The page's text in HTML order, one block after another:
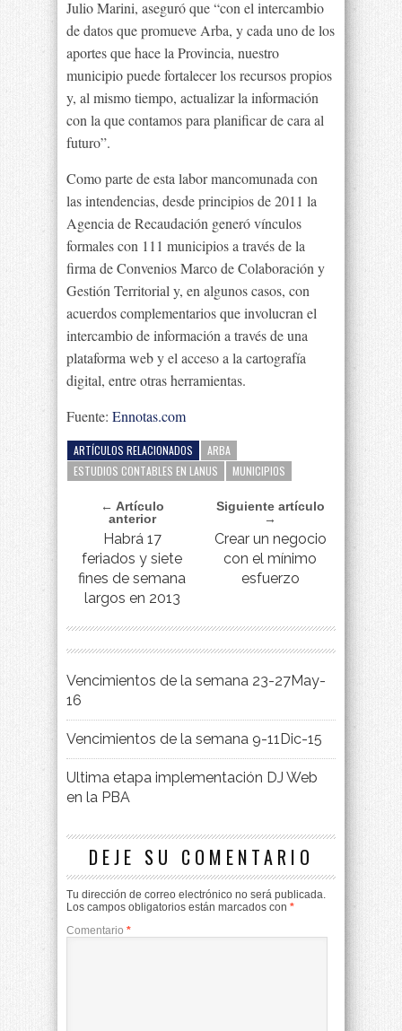
Julio Marini, aseguró que “con el intercambio
de datos que promueve Arba, y cada uno de los
aportes que hace la Provincia, nuestro
municipio puede fortalecer los recursos propios
y, al mismo tiempo, actualizar la información
con la que contamos para planificar de cara al
futuro”.
Como parte de esta labor mancomunada con
las intendencias, desde principios de 2011 la
Agencia de Recaudación generó vínculos
formales con 111 municipios a través de la
firma de Convenios Marco de Colaboración y
Gestión Territorial y, en algunos casos, con
acuerdos complementarios que involucran el
intercambio de información a través de una
plataforma web y el acceso a la cartografía
digital, entre otras herramientas.
Fuente: Ennotas.com
ARTÍCULOS RELACIONADOS
ARBA
ESTUDIOS CONTABLES EN LANUS
MUNICIPIOS
← Artículo
anterior
Habrá 17
feriados y siete
fines de semana
largos en 2013
Siguiente artículo
→
Crear un negocio
con el mínimo
esfuerzo
Vencimientos de la semana 23-27May-
16
Vencimientos de la semana 9-11Dic-15
Ultima etapa implementación DJ Web
en la PBA
DEJE SU COMENTARIO
Tu dirección de correo electrónico no será publicada.
Los campos obligatorios están marcados con *
Comentario *